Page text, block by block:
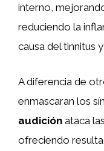
interno,
reduciendo la
causa del tinnitus
A diferencia de
enmascaran los
audición ataca
ofreciendo